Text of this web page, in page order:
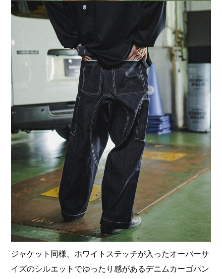
ジャケット同様、ホワイトステッチが入ったオーバーサ
イズのシルエットでゆったり感があるデニムカーゴパン